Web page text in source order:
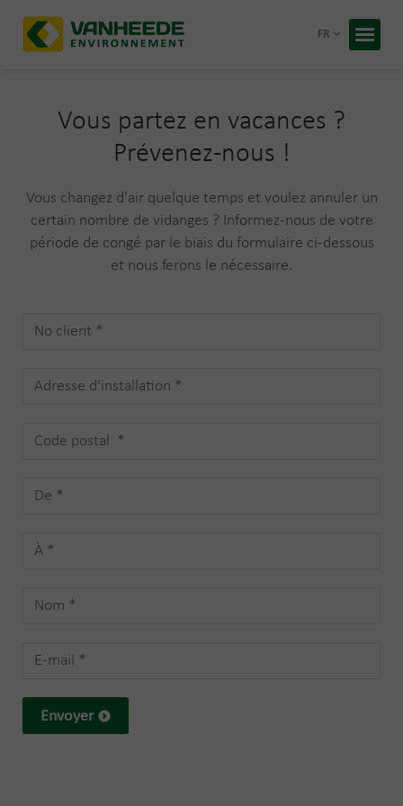
À propos
Retour
FR
Vous partez en vacances ?
Prévenez-nous !
Vous changez d'air quelque temps et voulez annuler un
certain nombre de vidanges ? Informez-nous de votre
période de congé par le biais du formulaire ci-dessous
et nous ferons le nécessaire.
Envoyer